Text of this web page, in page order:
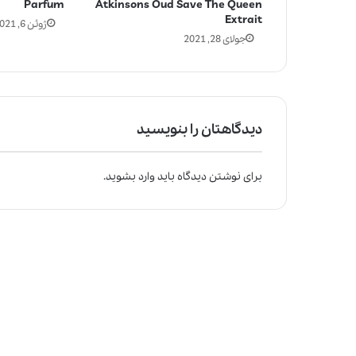
Parfum
ژوئن 6, 2021
Atkinsons Oud Save The Queen
Extrait
جولای 28, 2021
دیدگاهتان را بنویسید
برای نوشتن دیدگاه بایدوارد بشوید.